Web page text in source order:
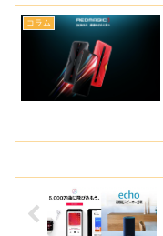
コラム